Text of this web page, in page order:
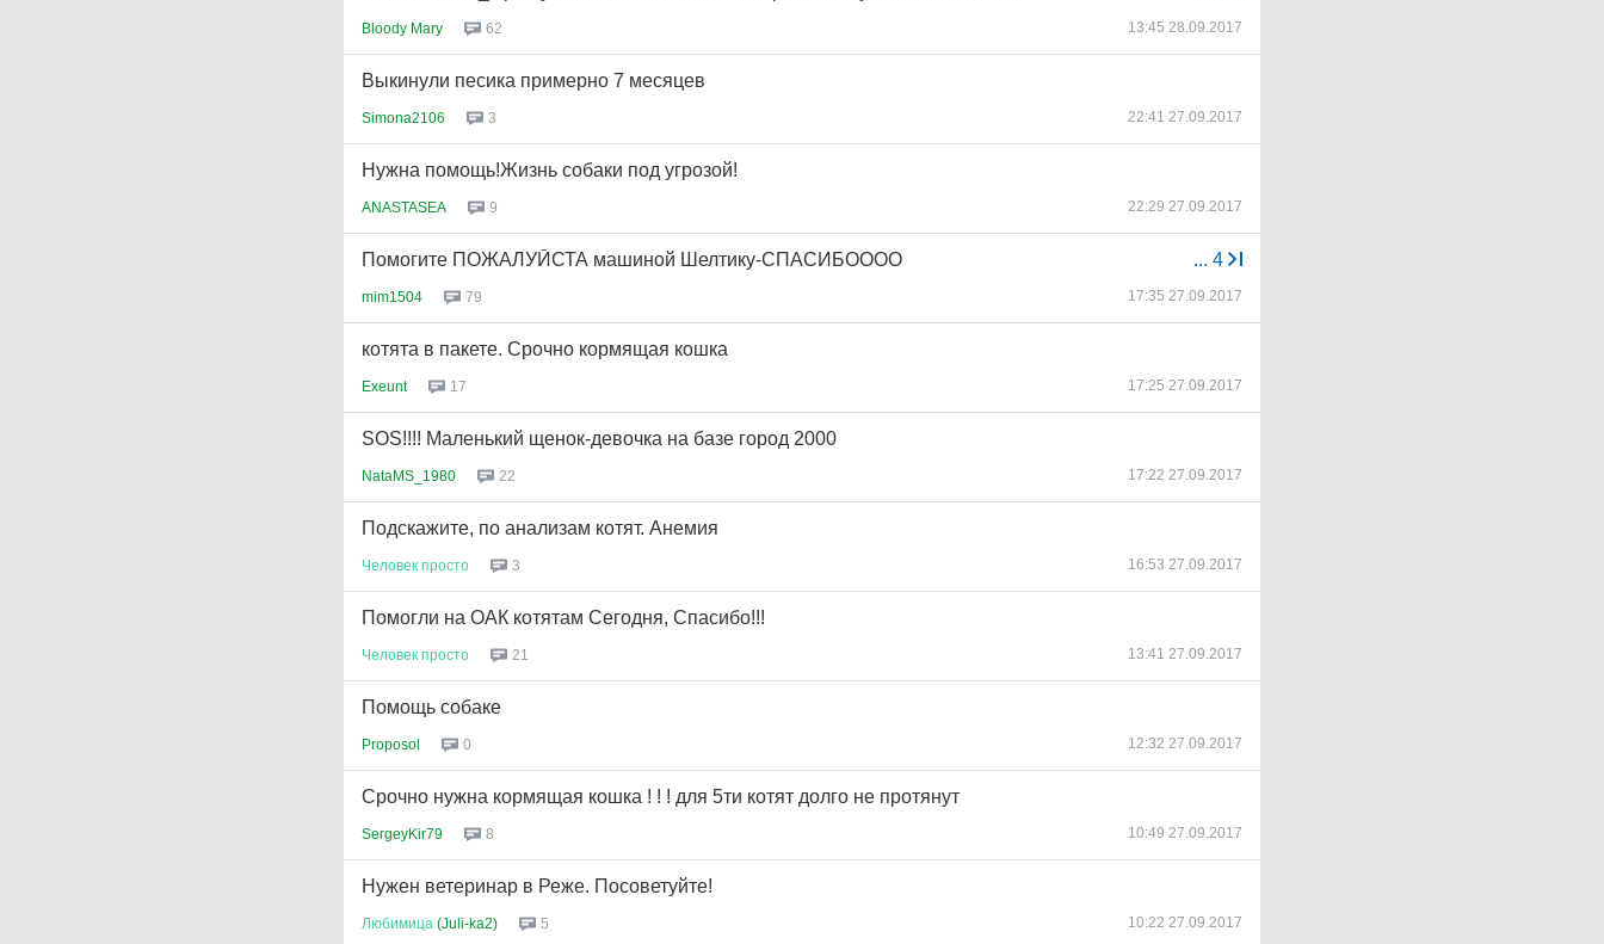
Bloody Mary 62 13:45 28.09.2017
Выкинули песика примерно 7 месяцев
Simona2106 3 22:41 27.09.2017
Нужна помощь!Жизнь собаки под угрозой!
ANASTASEA 9 22:29 27.09.2017
... 4
Помогите ПОЖАЛУЙСТА машиной Шелтику-СПАСИБОООО
mim1504 79 17:35 27.09.2017
котята в пакете. Срочно кормящая кошка
Exeunt 17 17:25 27.09.2017
SOS!!!! Маленький щенок-девочка на базе город 2000
NataMS_1980 22 17:22 27.09.2017
Подскажите, по анализам котят. Анемия
Человек просто 3 16:53 27.09.2017
Помогли на ОАК котятам Сегодня, Спасибо!!!
Человек просто 21 13:41 27.09.2017
Помощь собаке
Proposol 0 12:32 27.09.2017
Срочно нужна кормящая кошка ! ! ! для 5ти котят долго не протянут
SergeyKir79 8 10:49 27.09.2017
Нужен ветеринар в Реже. Посоветуйте!
Любимица (Juli-ka2) 5 10:22 27.09.2017